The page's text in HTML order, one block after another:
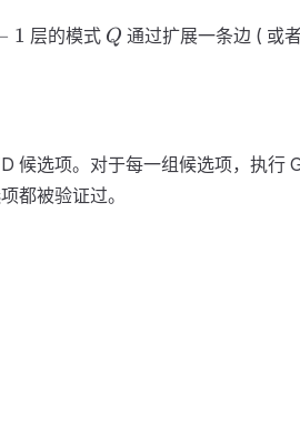
1 层的模式 Q
Q 通过扩展一条边 ( 或
候选项。对于每一组候选项，执行
都被验证过。